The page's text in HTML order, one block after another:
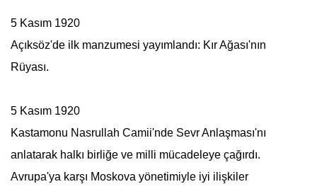
5 Kasım 1920
Açıksöz'de ilk manzumesi yayımlandı: Kır Ağası'nın
Rüyası.
5 Kasım 1920
Kastamonu Nasrullah Camii'nde Sevr Anlaşması'nı
anlatarak halkı birliğe ve milli mücadeleye çağırdı.
Avrupa'ya karşı Moskova yönetimiyle iyi ilişkiler